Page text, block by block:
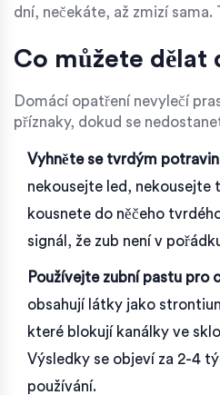
dní, nečekáte, až zmizí sama.
Co můžete dělat
Domácí opatření nevylečí
příznaky, dokud se
Vyhněte se tvrdým
nekousejte led, nekousejte
kousnete do něčeho
signál, že zub není v
Používejte zubní pastu pro
obsahují látky jako
které blokují kanálky ve
Výsledky se objeví za 2-4
používání.